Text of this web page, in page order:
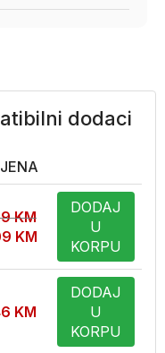
dodaci
KM
KM
DODAJ
U
KORPU
KM
DODAJ
U
KORPU